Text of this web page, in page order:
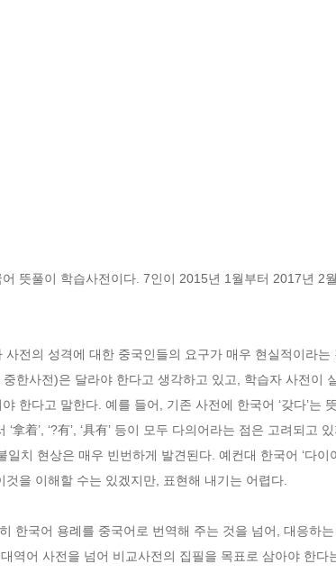
뜻풀이 학습사전이다. 7인이 2015년 1월부터 2017년 2
전의 성격에 대한 중국인들의 요구가 매우 현실적이라
한사전)은 달라야 한다고 생각하고 있고, 학습자 사전이
한다고 말한다. 예를 들어, 기존 사전에 한국어 ‘갖다’는 뜻
拿着’, ‘?有’, ‘具有’ 등이 모두 다의어라는 점은 고려되고
치 현상은 매우 빈번하게 발견된다. 예컨대 한국어 ‘다이
을 이해할 수는 있겠지만, 표현해 내기는 어렵다.
한국어 용례를 중국어로 번역해 주는 것을 넘어, 대응하
역어 사전을 넘어 비교사전의 집필을 목표로 삼아야 한